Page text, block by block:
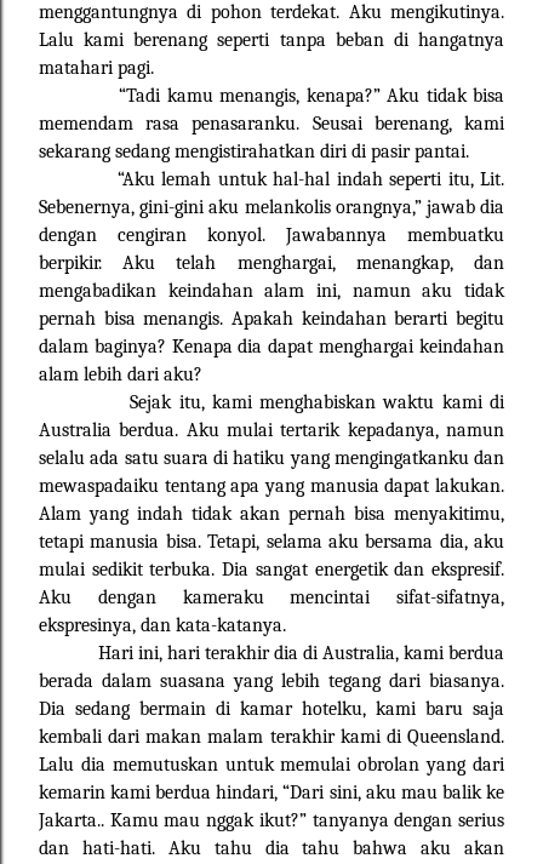
menggantungnya di pohon terdekat. Aku mengikutinya.
Lalu kami berenang seperti tanpa beban di hangatnya
matahari pagi.
“Tadi kamu menangis, kenapa?” Aku tidak bisa
memendam rasa penasaranku. Seusai berenang, kami
sekarang sedang mengistirahatkan diri di pasir pantai.
“Aku lemah untuk hal-hal indah seperti itu, Lit.
Sebenernya, gini-gini aku melankolis orangnya,” jawab dia
dengan cengiran konyol. Jawabannya membuatku
berpikir. Aku telah menghargai, menangkap, dan
mengabadikan keindahan alam ini, namun aku tidak
pernah bisa menangis. Apakah keindahan berarti begitu
dalam baginya? Kenapa dia dapat menghargai keindahan
alam lebih dari aku?
Sejak itu, kami menghabiskan waktu kami di
Australia berdua. Aku mulai tertarik kepadanya, namun
selalu ada satu suara di hatiku yang mengingatkanku dan
mewaspadaiku tentang apa yang manusia dapat lakukan.
Alam yang indah tidak akan pernah bisa menyakitimu,
tetapi manusia bisa. Tetapi, selama aku bersama dia, aku
mulai sedikit terbuka. Dia sangat energetik dan ekspresif.
Aku dengan kameraku mencintai sifat-sifatnya,
ekspresinya, dan kata-katanya.
Hari ini, hari terakhir dia di Australia, kami berdua
berada dalam suasana yang lebih tegang dari biasanya.
Dia sedang bermain di kamar hotelku, kami baru saja
kembali dari makan malam terakhir kami di Queensland.
Lalu dia memutuskan untuk memulai obrolan yang dari
kemarin kami berdua hindari, “Dari sini, aku mau balik ke
Jakarta.. Kamu mau nggak ikut?” tanyanya dengan serius
dan hati-hati. Aku tahu dia tahu bahwa aku akan